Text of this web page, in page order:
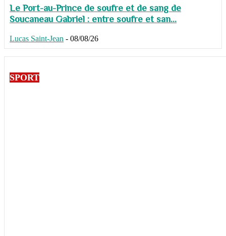
Le Port-au-Prince de soufre et de sang de
Soucaneau Gabriel : entre soufre et san...
Lucas Saint-Jean - 08/08/26
SPORT